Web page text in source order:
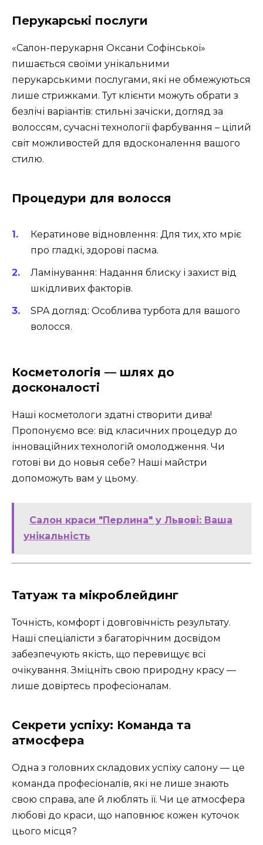
Перукарські послуги
«Салон-перукарня Оксани Софінської»
пишається своїми унікальними
перукарськими послугами, які не обмежуються
лише стрижками. Тут клієнти можуть обрати з
безлічі варіантів: стильні зачіски, догляд за
волоссям, сучасні технології фарбування – цілий
світ можливостей для вдосконалення вашого
стилю.
Процедури для волосся
Кератинове відновлення: Для тих, хто мріє
про гладкі, здорові пасма.
Ламінування: Надання блиску і захист від
шкідливих факторів.
SPA догляд: Особлива турбота для вашого
волосся.
Косметологія — шлях до
досконалості
Наші косметологи здатні створити дива!
Пропонуємо все: від класичних процедур до
інноваційних технологій омолодження. Чи
готові ви до новыя себе? Наші майстри
допоможуть вам у цьому.
Салон краси "Перлина" у Львові: Ваша
унікальність
Татуаж та мікроблейдинг
Точність, комфорт і довговічність результату.
Наші спеціалісти з багаторічним досвідом
забезпечують якість, що перевищує всі
очікування. Зміцніть свою природну красу —
лише довіртесь професіоналам.
Секрети успіху: Команда та
атмосфера
Одна з головних складових успіху салону — це
команда професіоналів, які не лише знають
свою справа, але й люблять її. Чи це атмосфера
любові до краси, що наповнює кожен куточок
цього місця?